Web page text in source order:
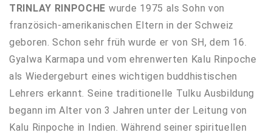
TRINLAY RINPOCHE wurde 1975 als Sohn von
französich-amerikanischen Eltern in der Schweiz
geboren. Schon sehr früh wurde er von SH, dem 16.
Gyalwa Karmapa und vom ehrenwerten Kalu Rinpoche
als Wiedergeburt eines wichtigen buddhistischen
Lehrers erkannt. Seine traditionelle Tulku Ausbildung
begann im Alter von 3 Jahren unter der Leitung von
Kalu Rinpoche in Indien. Während seiner spirituellen